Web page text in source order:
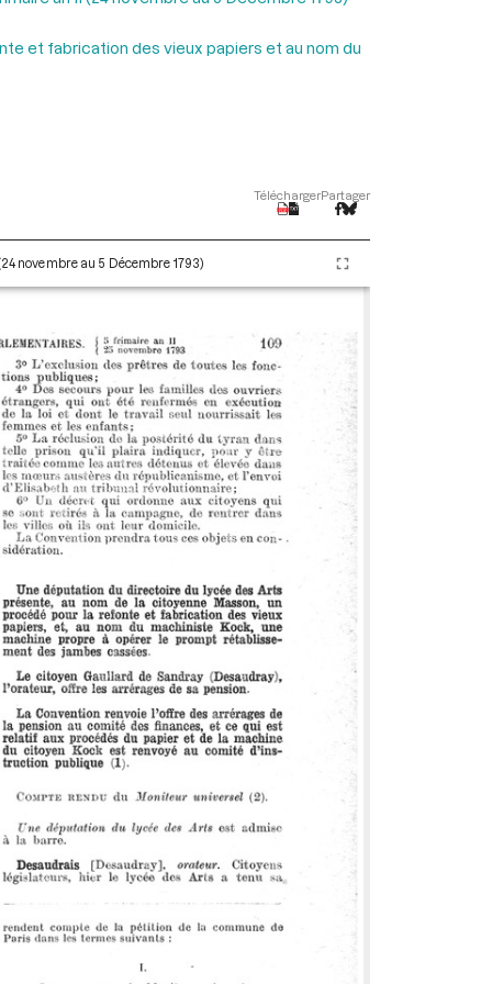
et fabrication des vieux papiers et au nom du
TéléchargerPartager
novembre au 5 Décembre 1793)